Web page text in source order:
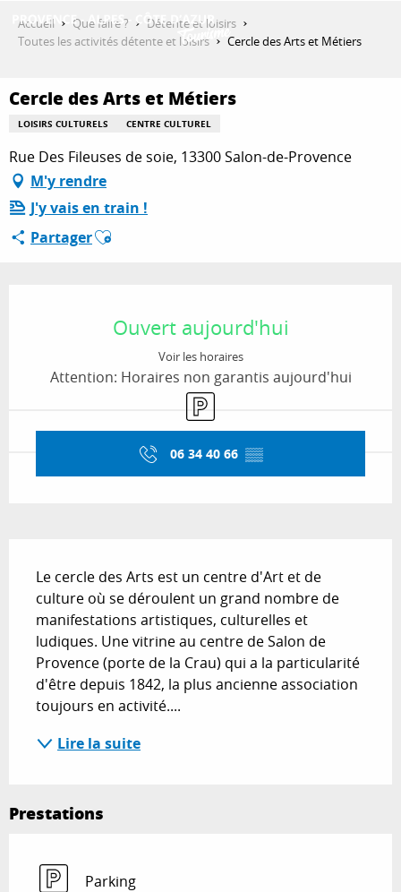
QUE FAIRE ?
SÉJOURNER
Accueil Que faire ?
Détente et loisirs
Toutes les activités détente et loisirs
Cercle des Arts et Métiers
Cercle des Arts et Métiers
LOISIRS CULTURELS CENTRE CULTUREL
Rue Des Fileuses de soie, 13300 Salon-de-Provence
M'y rendre
J'y vais en train !
PartagerAjouter aux favoris
Ouvert aujourd'hui
Voir les horaires
Attention: Horaires non garantis aujourd'hui
Parking
06 34 40 66 ▒▒
Le cercle des Arts est un centre d'Art et de
culture où se déroulent un grand nombre de
manifestations artistiques, culturelles et
ludiques. Une vitrine au centre de Salon de
Provence (porte de la Crau) qui a la particularité
d'être depuis 1842, la plus ancienne association
toujours en activité....
Lire la suite
Prestations
Parking